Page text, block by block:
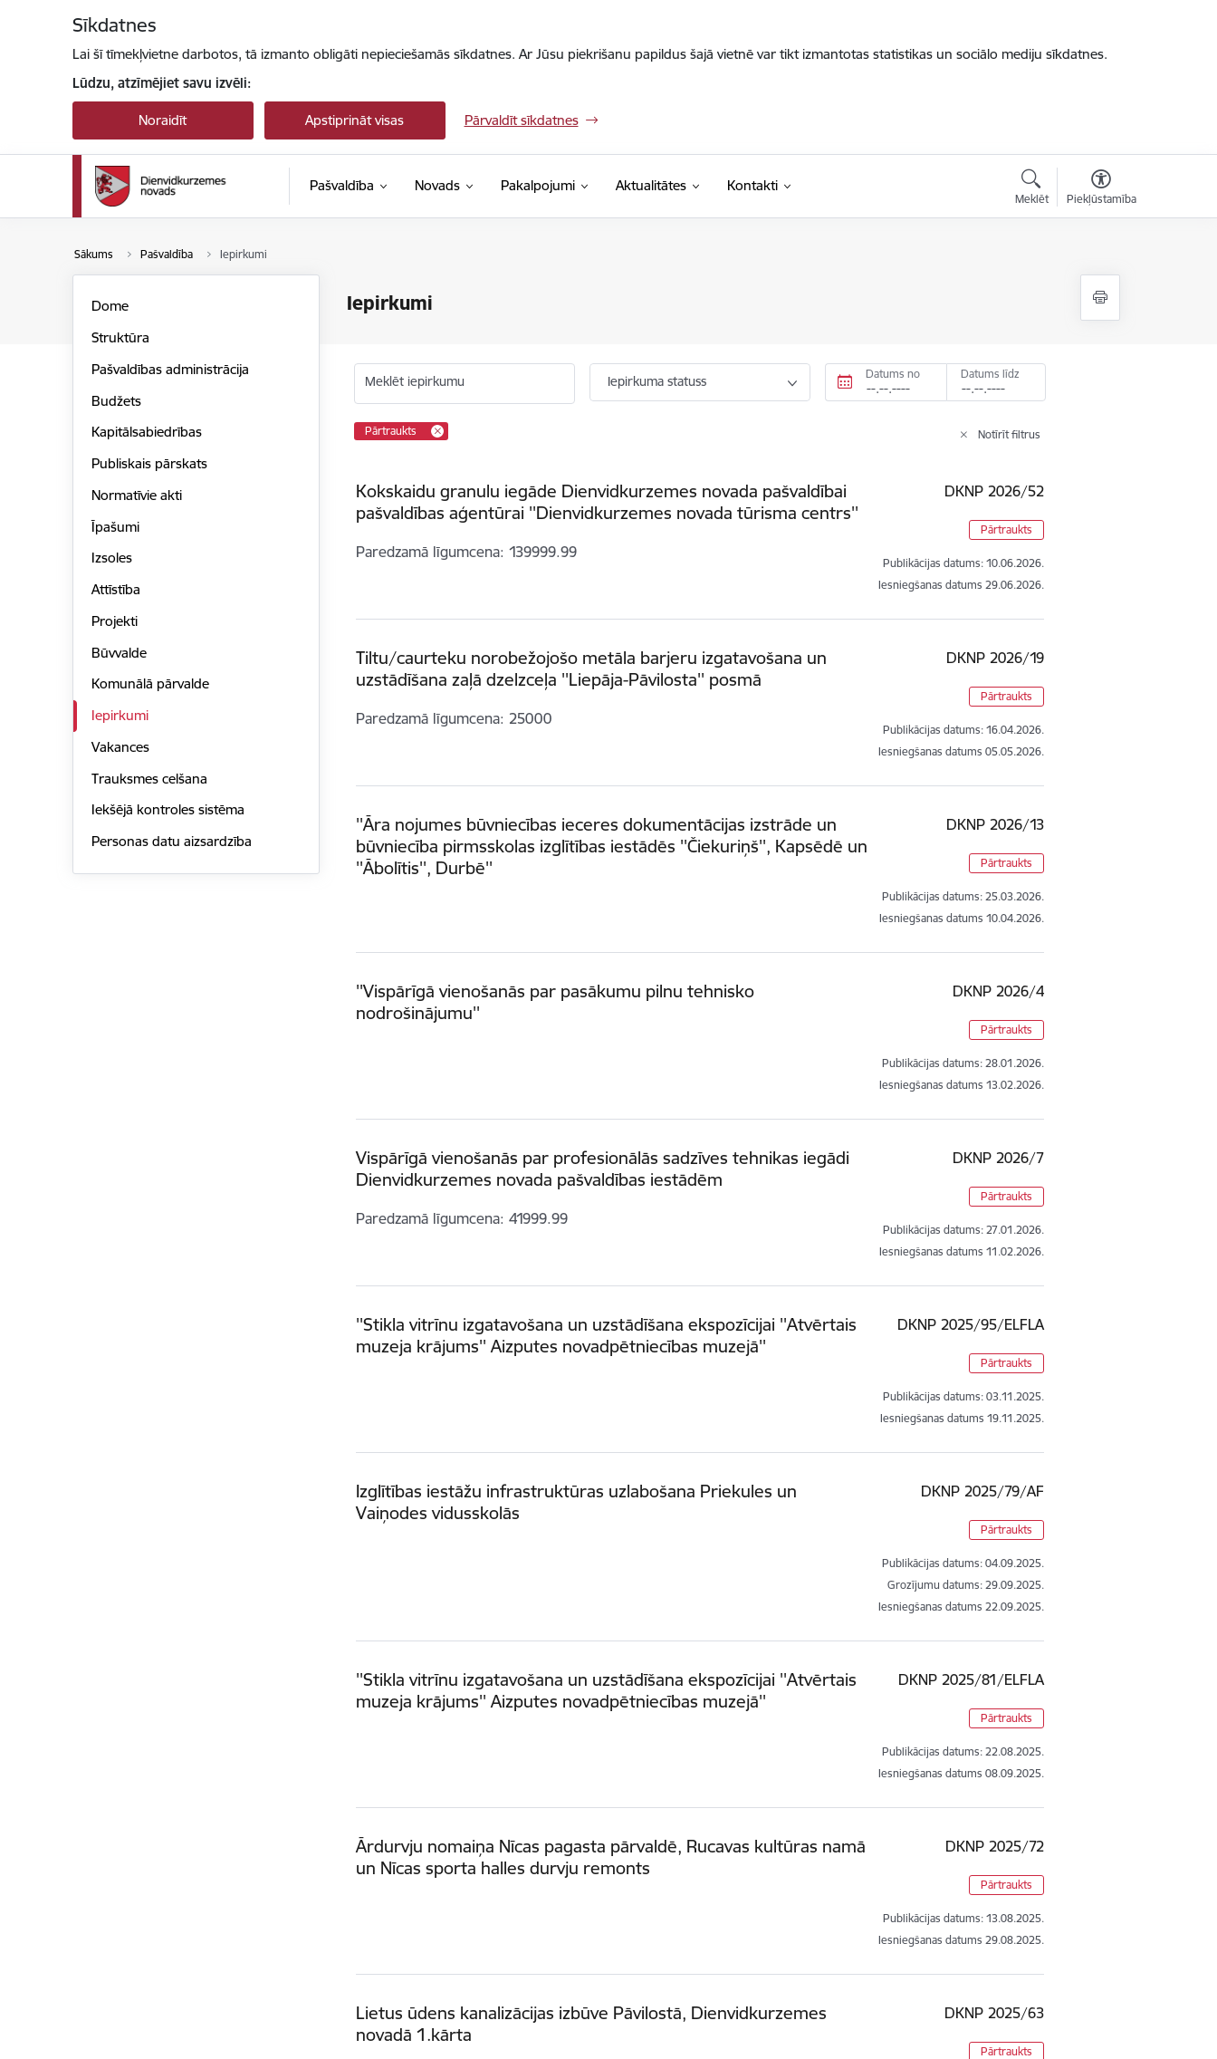
Sīkdatnes
Lai šī tīmekļvietne darbotos, tā izmanto obligāti nepieciešamās sīkdatnes. Ar Jūsu piekrišanu papildus šajā vietnē var tikt izmantotas statistikas un sociālo mediju sīkdatnes.
Lūdzu, atzīmējiet savu izvēli:
Noraidīt Apstiprināt visas Pārvaldīt sīkdatnes
Pašvaldība Novads Pakalpojumi Aktualitātes Kontakti
Meklēt Piekļūstamība
Sākums Pašvaldība Iepirkumi
Iepirkumi
Dome
Struktūra
Pašvaldības administrācija
Budžets
Kapitālsabiedrības
Publiskais pārskats
Normatīvie akti
Īpašumi
Izsoles
Attīstība
Projekti
Būvvalde
Komunālā pārvalde
Iepirkumi
Vakances
Trauksmes celšana
Iekšējā kontroles sistēma
Personas datu aizsardzība
Meklēt iepirkumu Iepirkuma statuss Datums no Datums līdz
Pārtraukts Notīrīt filtrus
Kokskaidu granulu iegāde Dienvidkurzemes novada pašvaldībai
pašvaldības aģentūrai ''Dienvidkurzemes novada tūrisma centrs''
Paredzamā līgumcena 139999.99
DKNP 2026/52
Pārtraukts
Publikācijas datums: 10.06.2026.
Iesniegšanas datums 29.06.2026.
Tiltu/caurteku norobežojošo metāla barjeru izgatavošana un
uzstādīšana zaļā dzelzceļa ''Liepāja-Pāvilosta'' posmā
Paredzamā līgumcena 25000
DKNP 2026/19
Pārtraukts
Publikācijas datums: 16.04.2026.
Iesniegšanas datums 05.05.2026.
''Āra nojumes būvniecības ieceres dokumentācijas izstrāde un
būvniecība pirmsskolas izglītības iestādēs ''Čiekuriņš'', Kapsēdē un
''Ābolītis'', Durbē''
DKNP 2026/13
Pārtraukts
Publikācijas datums: 25.03.2026.
Iesniegšanas datums 10.04.2026.
''Vispārīgā vienošanās par pasākumu pilnu tehnisko
nodrošinājumu''
DKNP 2026/4
Pārtraukts
Publikācijas datums: 28.01.2026.
Iesniegšanas datums 13.02.2026.
Vispārīgā vienošanās par profesionālās sadzīves tehnikas iegādi
Dienvidkurzemes novada pašvaldības iestādēm
Paredzamā līgumcena 41999.99
DKNP 2026/7
Pārtraukts
Publikācijas datums: 27.01.2026.
Iesniegšanas datums 11.02.2026.
''Stikla vitrīnu izgatavošana un uzstādīšana ekspozīcijai ''Atvērtais
muzeja krājums'' Aizputes novadpētniecības muzejā''
DKNP 2025/95/ELFLA
Pārtraukts
Publikācijas datums: 03.11.2025.
Iesniegšanas datums 19.11.2025.
Izglītības iestāžu infrastruktūras uzlabošana Priekules un
Vaiņodes vidusskolās
DKNP 2025/79/AF
Pārtraukts
Publikācijas datums: 04.09.2025.
Grozījumu datums: 29.09.2025.
Iesniegšanas datums 22.09.2025.
''Stikla vitrīnu izgatavošana un uzstādīšana ekspozīcijai ''Atvērtais
muzeja krājums'' Aizputes novadpētniecības muzejā''
DKNP 2025/81/ELFLA
Pārtraukts
Publikācijas datums: 22.08.2025.
Iesniegšanas datums 08.09.2025.
Ārdurvju nomaiņa Nīcas pagasta pārvaldē, Rucavas kultūras namā
un Nīcas sporta halles durvju remonts
DKNP 2025/72
Pārtraukts
Publikācijas datums: 13.08.2025.
Iesniegšanas datums 29.08.2025.
Lietus ūdens kanalizācijas izbūve Pāvilostā, Dienvidkurzemes
novadā 1.kārta
DKNP 2025/63
Pārtraukts